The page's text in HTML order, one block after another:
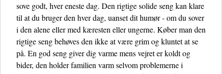
sove godt, hver eneste dag. Den rigtige solide seng kan klare
til at du bruger den hver dag, uanset dit humør - om du sover
i den alene eller med kæresten eller ungerne. Køber man den
rigtige seng behøves den ikke at være grim og kluntet at se
på. En god seng giver dig varme mens vejret er koldt og
bider, den holder familien varm selvom problemerne i